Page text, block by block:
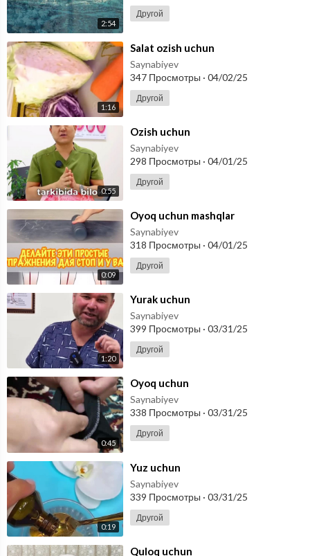
2:54
Другой
1:16
⁣Salat ozish uchun
Saynabiyev
347 Просмотры · 04/02/25
Другой
0:55
⁣Ozish uchun
Saynabiyev
298 Просмотры · 04/01/25
Другой
0:09
⁣Oyoq uchun mashqlar
Saynabiyev
318 Просмотры · 04/01/25
Другой
1:20
⁣Yurak uchun
Saynabiyev
399 Просмотры · 03/31/25
Другой
0:45
⁣Oyoq uchun
Saynabiyev
338 Просмотры · 03/31/25
Другой
0:19
⁣Yuz uchun
Saynabiyev
339 Просмотры · 03/31/25
Другой
⁣Quloq uchun